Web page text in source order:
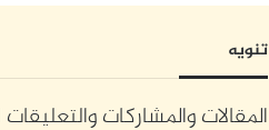
تنويه
المقالات والمشاركات والتعليقات